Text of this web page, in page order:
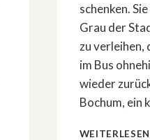
schenken.
Grau der
zu verleihen,
im Bus
wieder
Bochum, ein
WEITERLESEN